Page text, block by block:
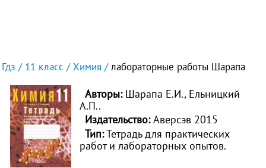
Гдз 11 класс Химия лабораторные работы Шарапа
Авторы: Шарапа Е.И., Ельницкий
А.П..
Издательство:Аверсэв 2015
Тип:Тетрадь для практических
работ и лабораторных опытов.